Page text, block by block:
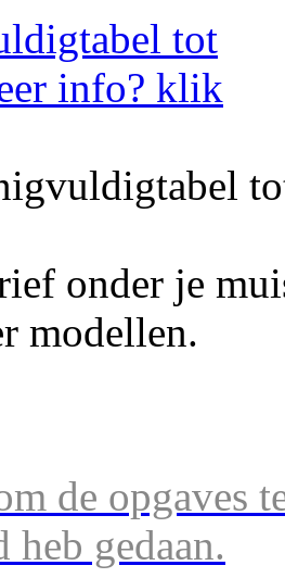
onder je
modellen.
de opgaves
gedaan.